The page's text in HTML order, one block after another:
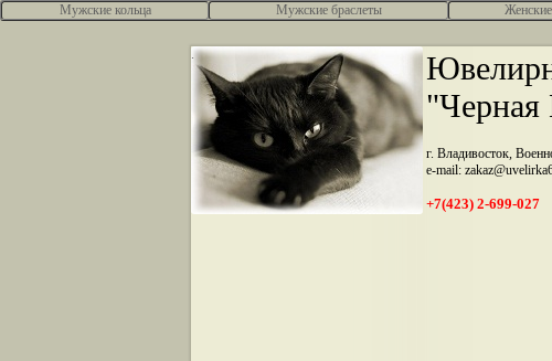
Мужские кольца Мужские браслеты
.
г. Владивосток,
e-mail:
+7(423) 2-699-027